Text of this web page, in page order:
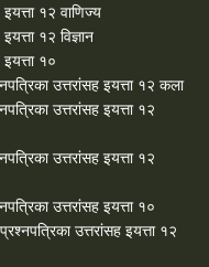
इयत्ता १२ वाणिज्य
१२ विज्ञान
इयत्ता १०
उत्तरांसह इयत्ता १२ कला
उत्तरांसह इयत्ता १२
उत्तरांसह इयत्ता १२
उत्तरांसह इयत्ता १०
उत्तरांसह इयत्ता १२